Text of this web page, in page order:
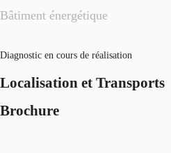
Bâtiment énergétique
Diagnostic en cours de réalisation
Localisation et Transports
Brochure